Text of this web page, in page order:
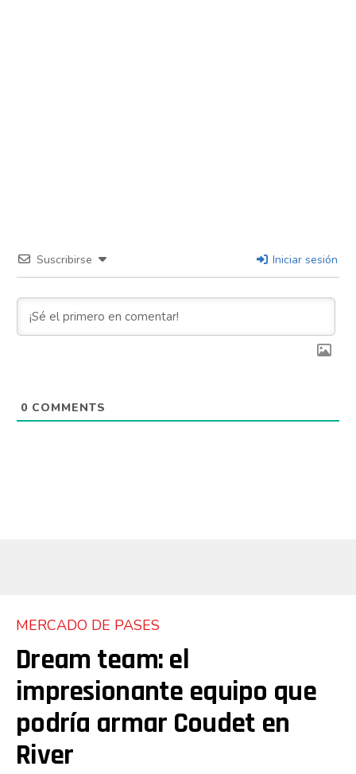
Suscribirse Iniciar sesión
0 COMMENTS
MERCADO DE PASES
Dream team: el
impresionante equipo que
podría armar Coudet en
River